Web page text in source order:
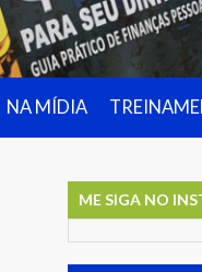
NA MÍDIA
ME SIGA NO